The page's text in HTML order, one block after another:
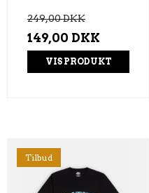
249,00 DKK
149,00 DKK
VIS PRODUKT
Tilbud